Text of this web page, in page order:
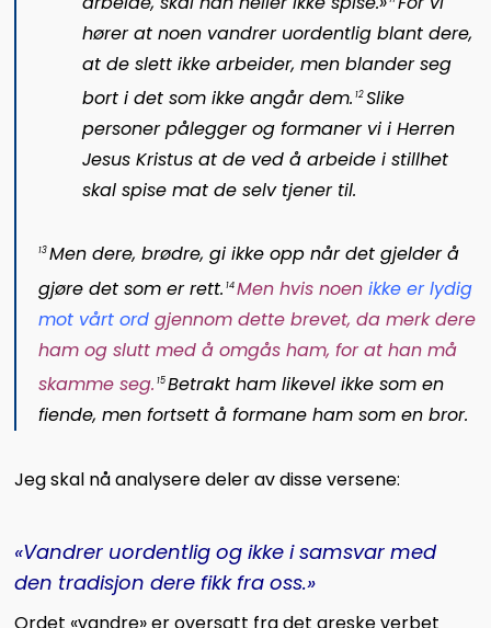
hører at noen vandrer uordentlig blant dere,
at de slett ikke arbeider, men blander seg
bort i det som ikke angår dem. 12 Slike
personer pålegger og formaner vi i Herren
Jesus Kristus at de ved å arbeide i stillhet
skal spise mat de selv tjener til.
13 Men dere, brødre, gi ikke opp når det gjelder å
gjøre det som er rett. 14 Men hvis noenikke er lydig
mot vårt ord gjennom dette brevet, da merk dere
ham og slutt med å omgås ham, for at han må
skamme seg. 15 Betrakt ham likevel ikke som en
fiende, men fortsett å formane ham som en bror.
Jeg skal nå analysere deler av disse versene:
«Vandrer uordentlig og ikke i samsvar med
den tradisjon dere fikk fra oss.»